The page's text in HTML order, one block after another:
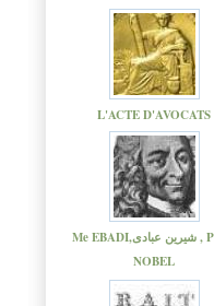
L'ACTE D'AVOCATS
Me EBADI,شیرین عبادی , PRIX
NOBEL